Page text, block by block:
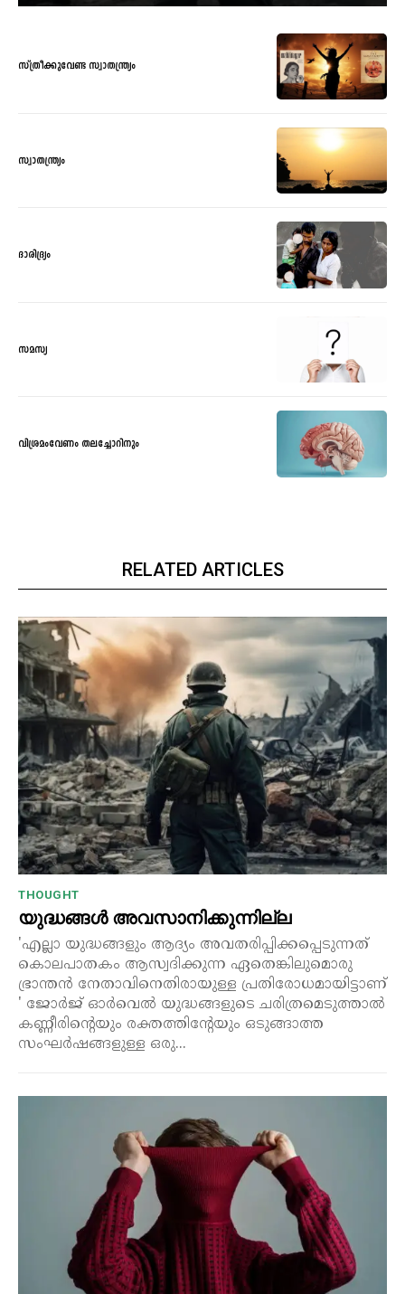
സ്ത്രീക്കുവേണ്ട സ്വാതന്ത്ര്യം
സ്വാതന്ത്ര്യം
ദാരിദ്ര്യം
സമസ്യ
വിശ്രമംവേണം തലച്ചോറിനും
RELATED ARTICLES
THOUGHT
യുദ്ധങ്ങൾ അവസാനിക്കുന്നില്ല
'എല്ലാ യുദ്ധങ്ങളും ആദ്യം അവതരിപ്പിക്കപ്പെടുന്നത്
കൊലപാതകം ആസ്വദിക്കുന്ന ഏതെങ്കിലുമൊരു
ഭ്രാന്തൻ നേതാവിനെതിരായുള്ള പ്രതിരോധമായിട്ടാണ്
' ജോർജ് ഓർവെൽ യുദ്ധങ്ങളുടെ ചരിത്രമെടുത്താൽ
കണ്ണീരിന്റെയും രക്തത്തിന്റേയും ഒടുങ്ങാത്ത
സംഘർഷങ്ങളുള്ള ഒരു...